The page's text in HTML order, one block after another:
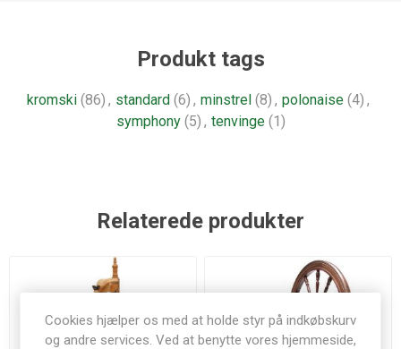
Produkt tags
kromski (86) , standard (6) , minstrel (8) , polonaise (4) ,
symphony (5) , tenvinge (1)
Relaterede produkter
Cookies hjælper os med at holde styr på indkøbskurv
og andre services. Ved at benytte vores hjemmeside,